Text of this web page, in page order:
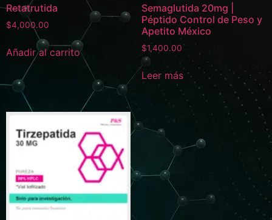
Retatrutida
$4,000.00
Añadir al carrito
Semaglutida 20mg |
Péptido Control de Peso y
Apetito México
$1,400.00
Leer más